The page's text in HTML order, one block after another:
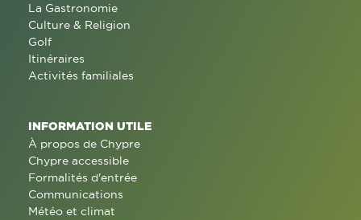
La Gastronomie
Culture & Religion
Golf
Itinéraires
Activités familiales
INFORMATION UTILE
À propos de Chypre
Chypre accessible
Formalités d'entrée
Communications
Météo et climat